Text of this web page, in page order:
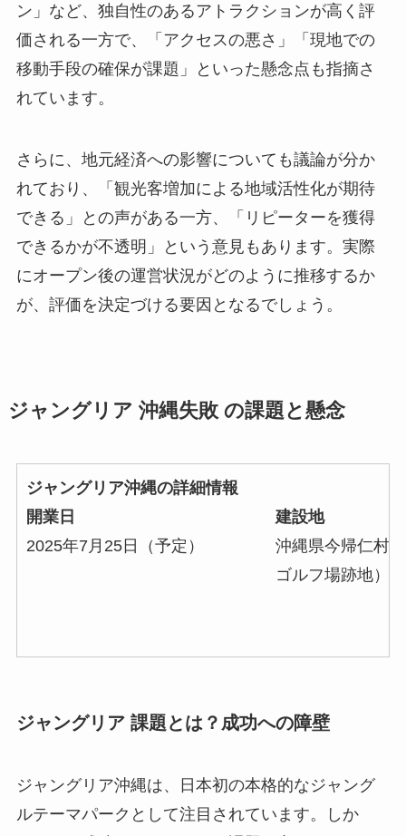
ン」など、独自性のあるアトラクションが高く評
価される一方で、「アクセスの悪さ」「現地での
移動手段の確保が課題」といった懸念点も指摘さ
れています。
さらに、地元経済への影響についても議論が分か
れており、「観光客増加による地域活性化が期待
できる」との声がある一方、「リピーターを獲得
できるかが不透明」という意見もあります。実際
にオープン後の運営状況がどのように推移するか
が、評価を決定づける要因となるでしょう。
ジャングリア 沖縄失敗 の課題と懸念
ジャングリア沖縄の詳細情報
開業日
2025年7月25日（予定）
建設地
沖縄県今帰仁村
ゴルフ場跡地）
ジャングリア 課題とは？成功への障壁
ジャングリア沖縄は、日本初の本格的なジャング
ルテーマパークとして注目されています。しか